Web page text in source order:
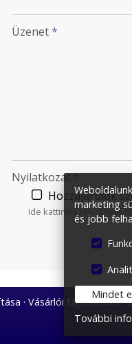
-
Üzenet*
Nyilatkozat*
Hozzájárulok
Ide kattintva tekinthető
Vásárlói tájékoztató
marketing
és jobb
Mindet
További